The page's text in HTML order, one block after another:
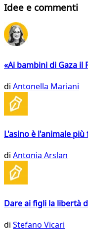
Idee e commenti
«Ai bambini di Gaza il
di Antonella Mariani
L'asino è l'animale
di Antonia Arslan
Dare ai figli la libertà
di Stefano Vicari